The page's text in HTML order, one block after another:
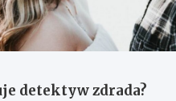
detektyw zdrada?